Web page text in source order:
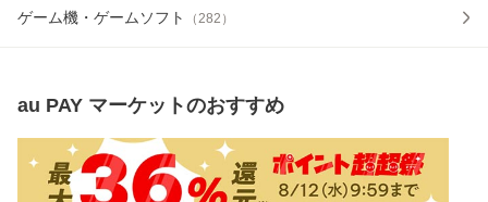
ゲーム機・ゲームソフト （282 ）
au PAY マーケットのおすすめ